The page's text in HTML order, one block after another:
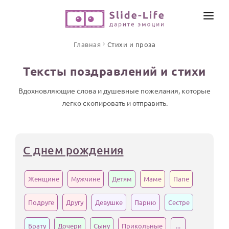
Видео поздравления
Стихи и тексты
ПРАЗДНИКИ
С Днем рождения
Юбилей
ТЕКСТЫ И ИДЕИ
ОТЗЫВЫ
Главная Стихи и проза
Тексты поздравлений и стихи
Вдохновляющие слова и душевные пожелания, которые
легко скопировать и отправить.
С днем рождения
Женщине Мужчине Детям Маме Папе
Подруге Другу Девушке Парню Сестре
Брату Дочери Сыну Прикольные ...